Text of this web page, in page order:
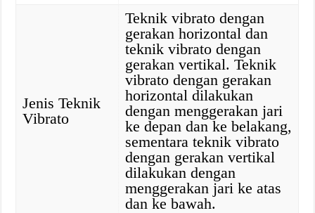
Jenis Teknik
Vibrato
Teknik vibrato dengan
gerakan horizontal dan
teknik vibrato dengan
gerakan vertikal. Teknik
vibrato dengan gerakan
horizontal dilakukan
dengan menggerakan jari
ke depan dan ke belakang,
sementara teknik vibrato
dengan gerakan vertikal
dilakukan dengan
menggerakan jari ke atas
dan ke bawah.